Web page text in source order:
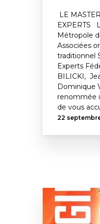
LE
EXPERTS
Métropole
Associées
traditionnel
Experts
BILICKI,
Dominique
renommée
de vous
22